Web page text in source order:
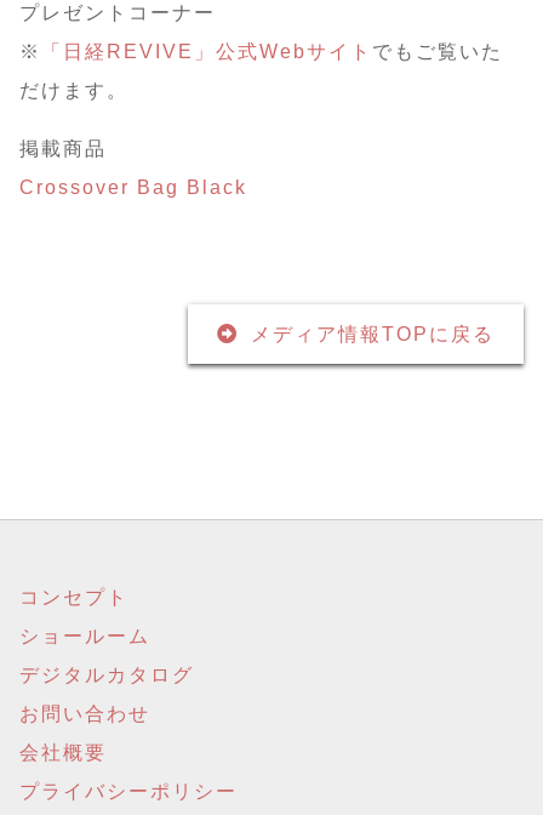
プレゼントコーナー
※
「日経REVIVE」公式Webサイト でもご覧いた
だけます。
掲載商品
Crossover Bag Black
メディア情報TOPに戻る
コンセプト
ショールーム
デジタルカタログ
お問い合わせ
会社概要
プライバシーポリシー